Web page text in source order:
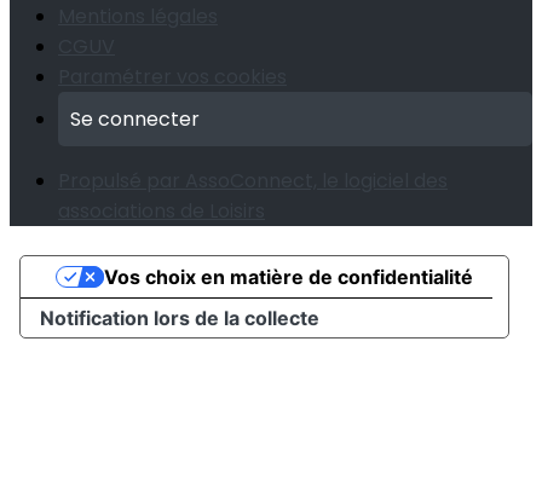
Se connecter
Notification lors de la collecte
Vos choix en matière de confidentialité